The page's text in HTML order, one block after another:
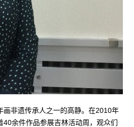
画非遗传承人之一的高静。在2010年
40余件作品参展吉林活动周，观众们